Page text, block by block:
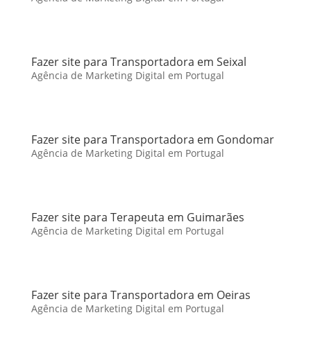
Fazer site para Transportadora em Seixal
Agência de Marketing Digital em Portugal
Fazer site para Transportadora em Gondomar
Agência de Marketing Digital em Portugal
Fazer site para Terapeuta em Guimarães
Agência de Marketing Digital em Portugal
Fazer site para Transportadora em Oeiras
Agência de Marketing Digital em Portugal